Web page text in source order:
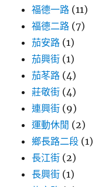
福德一路 (11)
福德二路 (7)
茄安路 (1)
茄興街 (1)
茄苳路 (4)
莊敬街 (4)
連興街 (9)
運動休閒 (2)
鄉長路二段 (1)
長江街 (2)
長興街 (1)